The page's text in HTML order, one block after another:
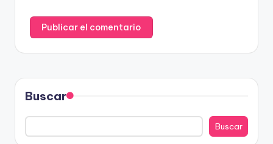
Buscar
Buscar